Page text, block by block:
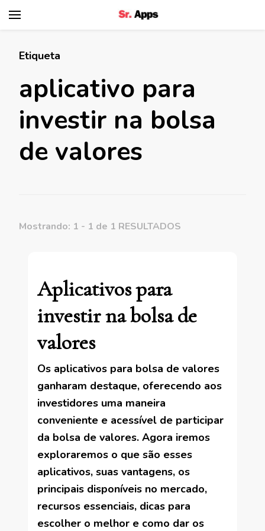
Etiqueta
aplicativo para
investir na bolsa
de valores
Mostrando: 1 - 1 de 1 RESULTADOS
Aplicativos para
investir na bolsa de
valores
Os aplicativos para bolsa de valores
ganharam destaque, oferecendo aos
investidores uma maneira
conveniente e acessível de participar
da bolsa de valores. Agora iremos
exploraremos o que são esses
aplicativos, suas vantagens, os
principais disponíveis no mercado,
recursos essenciais, dicas para
escolher o melhor e como dar os